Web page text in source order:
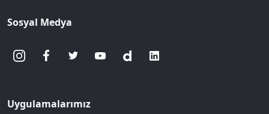
Sosyal Medya
Uygulamalarımız